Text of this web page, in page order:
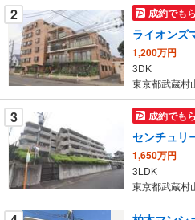
件
を
マ
イ
ペ
ー
ジ
に
保
存
す
る
2 成約でも
ライオンズ
1,200万円
3DK
東京都武蔵村
3 成約でも
センチュリ
1,650万円
3LDK
東京都武蔵村